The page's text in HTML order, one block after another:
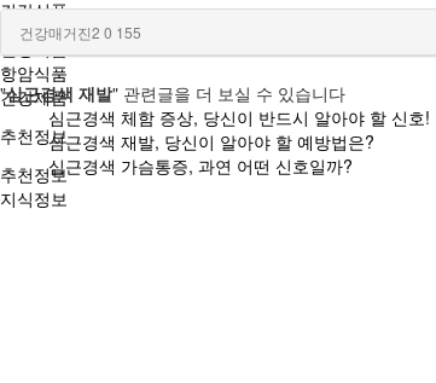
건강식품
건강식품
항암식품
건강제품
추천정보
추천정보
지식정보
건강매거진2 0 155
"심근경색 재발" 관련글을 더 보실 수 있습니다
심근경색 체함 증상, 당신이 반드시 알아야 할 신호!
심근경색 재발, 당신이 알아야 할 예방법은?
심근경색 가슴통증, 과연 어떤 신호일까?